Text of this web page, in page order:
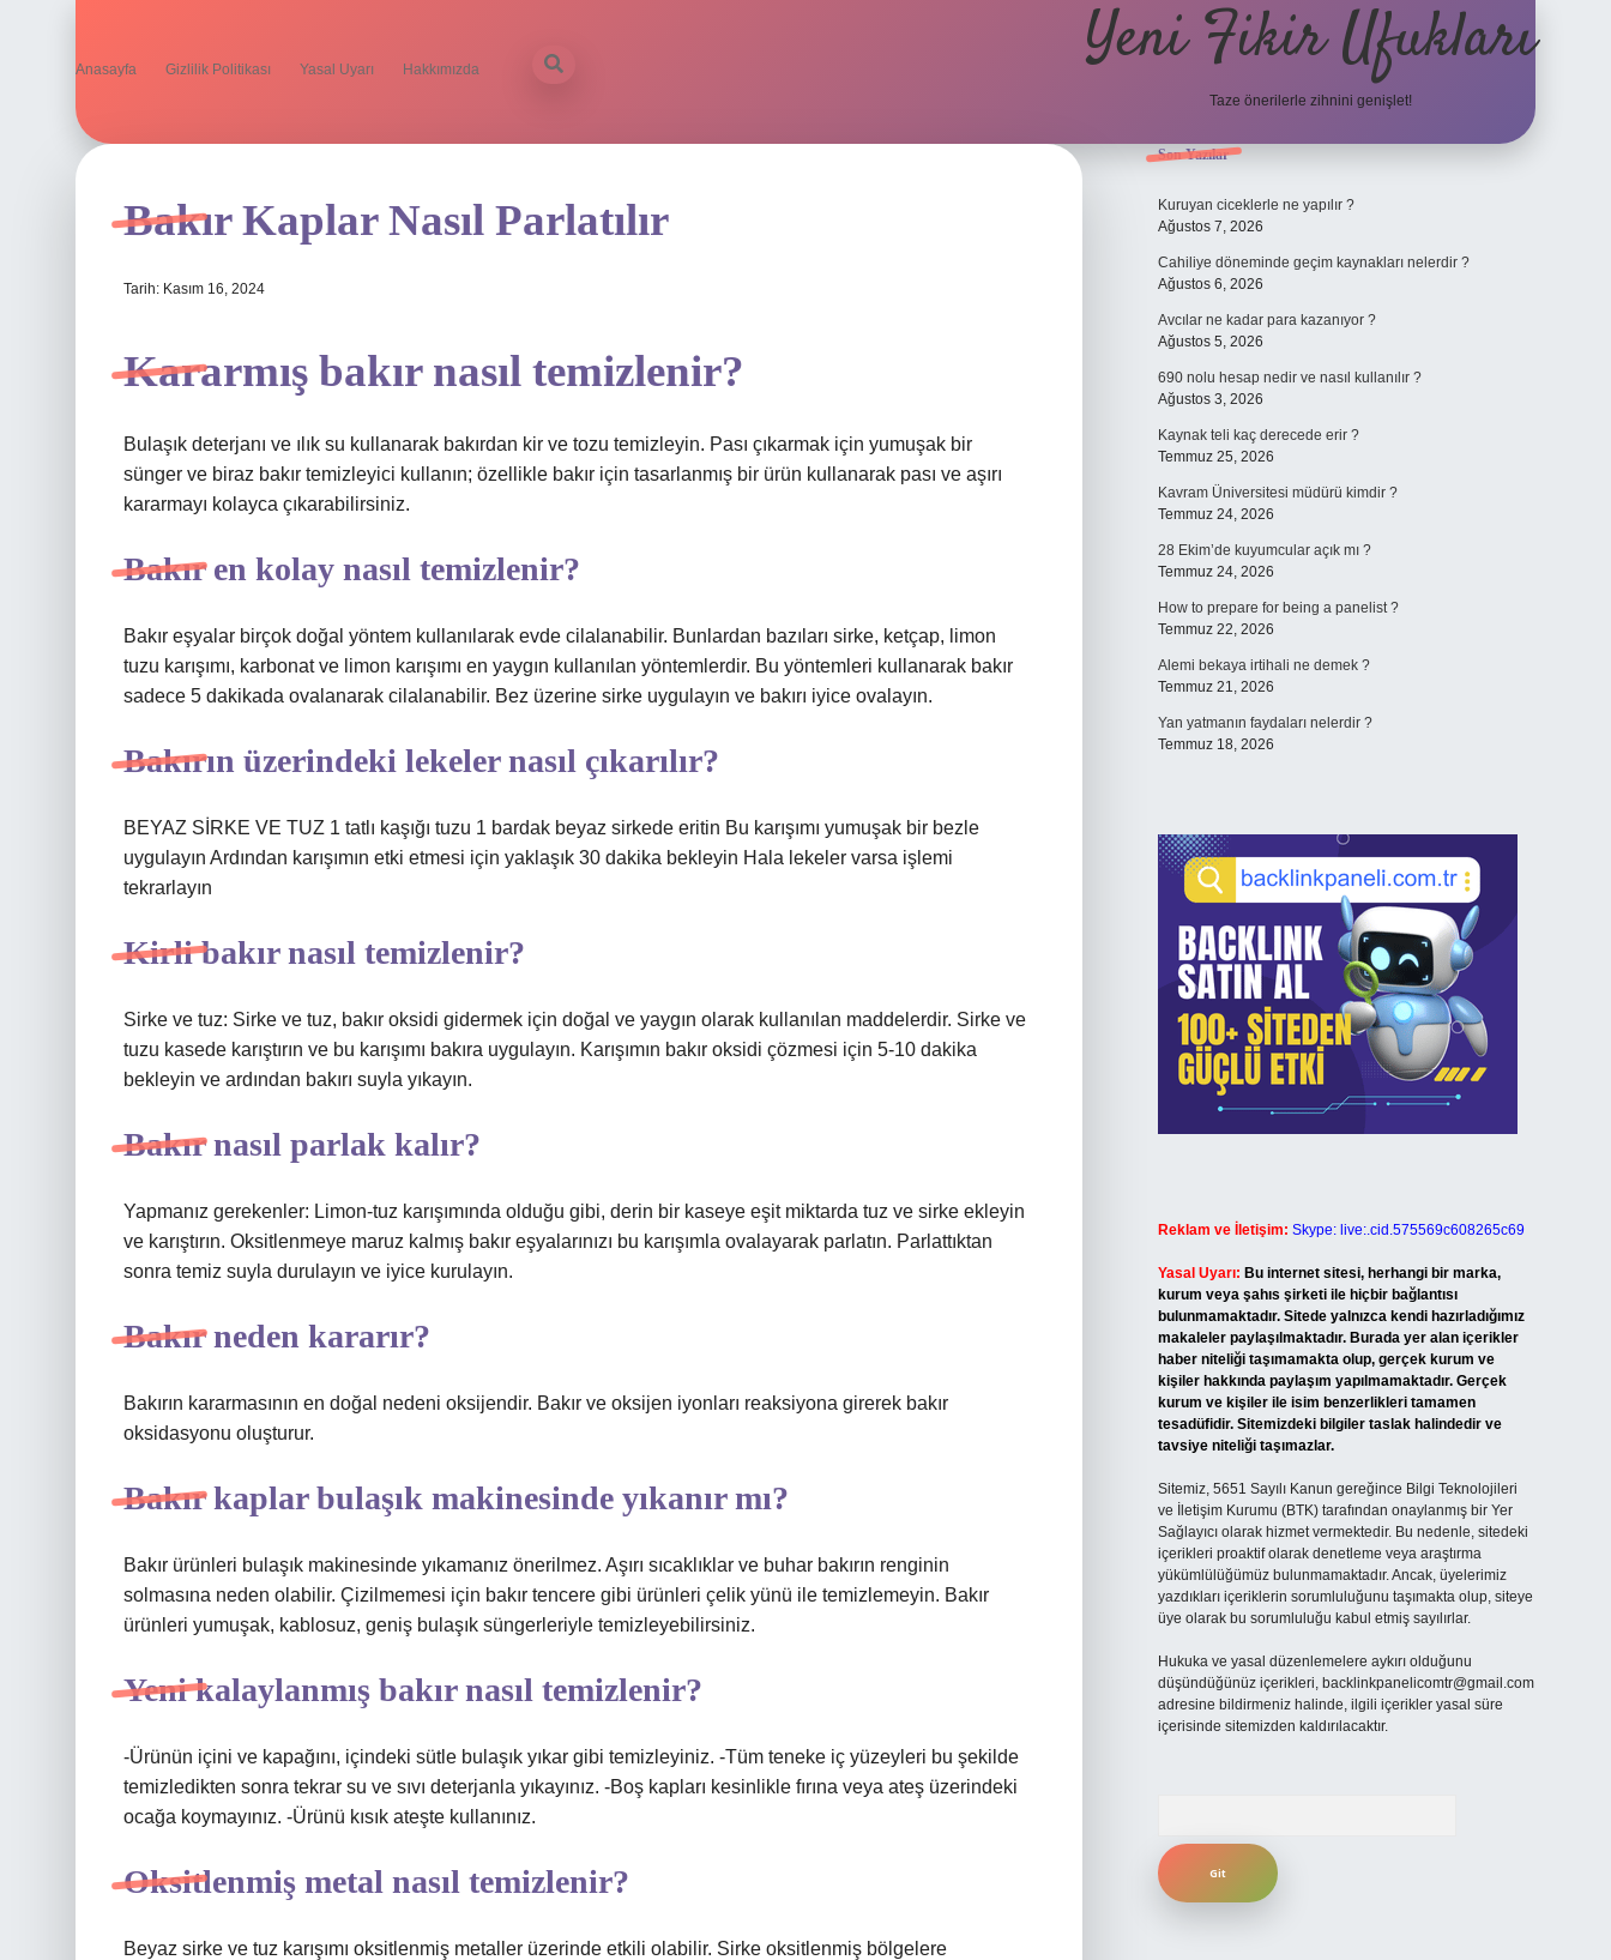
Anasayfa Gizlilik Politikası Yasal Uyarı Hakkımızda Yeni Fikir Ufukları
Taze önerilerle zihnini genişlet!
Bakır Kaplar Nasıl Parlatılır
Tarih: Kasım 16, 2024
Kararmış bakır nasıl temizlenir?
Bulaşık deterjanı ve ılık su kullanarak bakırdan kir ve tozu temizleyin. Pası çıkarmak için yumuşak bir
sünger ve biraz bakır temizleyici kullanın; özellikle bakır için tasarlanmış bir ürün kullanarak pası ve aşırı
kararmayı kolayca çıkarabilirsiniz.
Bakır en kolay nasıl temizlenir?
Bakır eşyalar birçok doğal yöntem kullanılarak evde cilalanabilir. Bunlardan bazıları sirke, ketçap, limon
tuzu karışımı, karbonat ve limon karışımı en yaygın kullanılan yöntemlerdir. Bu yöntemleri kullanarak bakır
sadece 5 dakikada ovalanarak cilalanabilir. Bez üzerine sirke uygulayın ve bakırı iyice ovalayın.
Bakırın üzerindeki lekeler nasıl çıkarılır?
BEYAZ SİRKE VE TUZ 1 tatlı kaşığı tuzu 1 bardak beyaz sirkede eritin Bu karışımı yumuşak bir bezle
uygulayın Ardından karışımın etki etmesi için yaklaşık 30 dakika bekleyin Hala lekeler varsa işlemi
tekrarlayın
Kirli bakır nasıl temizlenir?
Sirke ve tuz: Sirke ve tuz, bakır oksidi gidermek için doğal ve yaygın olarak kullanılan maddelerdir. Sirke ve
tuzu kasede karıştırın ve bu karışımı bakıra uygulayın. Karışımın bakır oksidi çözmesi için 5-10 dakika
bekleyin ve ardından bakırı suyla yıkayın.
Bakır nasıl parlak kalır?
Yapmanız gerekenler: Limon-tuz karışımında olduğu gibi, derin bir kaseye eşit miktarda tuz ve sirke ekleyin
ve karıştırın. Oksitlenmeye maruz kalmış bakır eşyalarınızı bu karışımla ovalayarak parlatın. Parlattıktan
sonra temiz suyla durulayın ve iyice kurulayın.
Bakır neden kararır?
Bakırın kararmasının en doğal nedeni oksijendir. Bakır ve oksijen iyonları reaksiyona girerek bakır
oksidasyonu oluşturur.
Bakır kaplar bulaşık makinesinde yıkanır mı?
Bakır ürünleri bulaşık makinesinde yıkamanız önerilmez. Aşırı sıcaklıklar ve buhar bakırın renginin
solmasına neden olabilir. Çizilmemesi için bakır tencere gibi ürünleri çelik yünü ile temizlemeyin. Bakır
ürünleri yumuşak, kablosuz, geniş bulaşık süngerleriyle temizleyebilirsiniz.
Yeni kalaylanmış bakır nasıl temizlenir?
-Ürünün içini ve kapağını, içindeki sütle bulaşık yıkar gibi temizleyiniz. -Tüm teneke iç yüzeyleri bu şekilde
temizledikten sonra tekrar su ve sıvı deterjanla yıkayınız. -Boş kapları kesinlikle fırına veya ateş üzerindeki
ocağa koymayınız. -Ürünü kısık ateşte kullanınız.
Oksitlenmiş metal nasıl temizlenir?
Beyaz sirke ve tuz karışımı oksitlenmiş metaller üzerinde etkili olabilir. Sirke oksitlenmiş bölgelere
Sidebar
Son Yazılar
Kuruyan ciceklerle ne yapılır ?
Ağustos 7, 2026
Cahiliye döneminde geçim kaynakları nelerdir ?
Ağustos 6, 2026
Avcılar ne kadar para kazanıyor ?
Ağustos 5, 2026
690 nolu hesap nedir ve nasıl kullanılır ?
Ağustos 3, 2026
Kaynak teli kaç derecede erir ?
Temmuz 25, 2026
Kavram Üniversitesi müdürü kimdir ?
Temmuz 24, 2026
28 Ekim’de kuyumcular açık mı ?
Temmuz 24, 2026
How to prepare for being a panelist ?
Temmuz 22, 2026
Alemi bekaya irtihali ne demek ?
Temmuz 21, 2026
Yan yatmanın faydaları nelerdir ?
Temmuz 18, 2026
Reklam ve İletişim: Skype: live:.cid.575569c608265c69
Yasal Uyarı: Bu internet sitesi, herhangi bir marka,
kurum veya şahıs şirketi ile hiçbir bağlantısı
bulunmamaktadır. Sitede yalnızca kendi hazırladığımız
makaleler paylaşılmaktadır. Burada yer alan içerikler
haber niteliği taşımamakta olup, gerçek kurum ve
kişiler hakkında paylaşım yapılmamaktadır. Gerçek
kurum ve kişiler ile isim benzerlikleri tamamen
tesadüfidir. Sitemizdeki bilgiler taslak halindedir ve
tavsiye niteliği taşımazlar.
Sitemiz, 5651 Sayılı Kanun gereğince Bilgi Teknolojileri
ve İletişim Kurumu (BTK) tarafından onaylanmış bir Yer
Sağlayıcı olarak hizmet vermektedir. Bu nedenle, sitedeki
içerikleri proaktif olarak denetleme veya araştırma
yükümlülüğümüz bulunmamaktadır. Ancak, üyelerimiz
yazdıkları içeriklerin sorumluluğunu taşımakta olup, siteye
üye olarak bu sorumluluğu kabul etmiş sayılırlar.
Hukuka ve yasal düzenlemelere aykırı olduğunu
düşündüğünüz içerikleri, backlinkpanelicomtr@gmail.com
adresine bildirmeniz halinde, ilgili içerikler yasal süre
içerisinde sitemizden kaldırılacaktır.